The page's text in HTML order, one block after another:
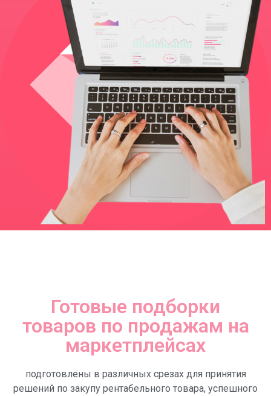
Готовые подборки
товаров по продажам на
маркетплейсах
подготовлены в различных срезах для принятия
решений по закупу рентабельного товара, успешного